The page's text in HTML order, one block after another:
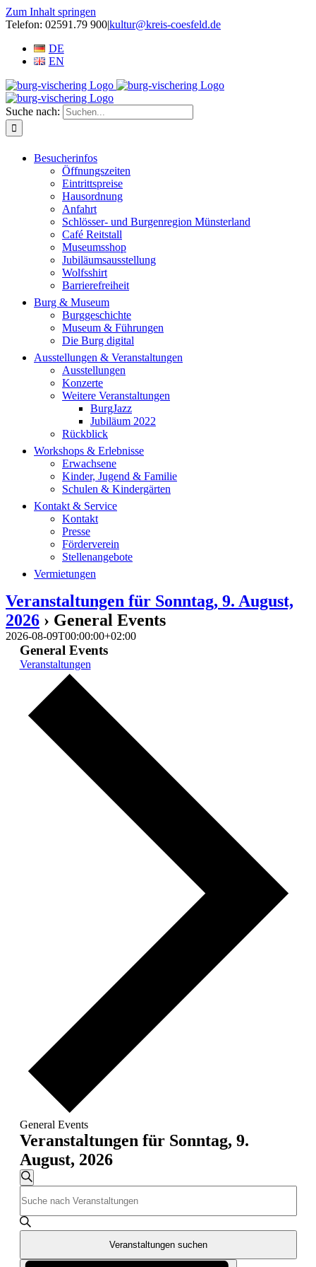
Zum Inhalt springen
Telefon: 02591.79 900|kultur@kreis-coesfeld.de
DE
EN
Suche nach:
Besucherinfos
Öffnungszeiten
Eintrittspreise
Hausordnung
Anfahrt
Schlösser- und Burgenregion Münsterland
Café Reitstall
Museumsshop
Jubiläumsausstellung
Wolfsshirt
Barrierefreiheit
Burg & Museum
Burggeschichte
Museum & Führungen
Die Burg digital
Ausstellungen & Veranstaltungen
Ausstellungen
Konzerte
Weitere Veranstaltungen
BurgJazz
Jubiläum 2022
Rückblick
Workshops & Erlebnisse
Erwachsene
Kinder, Jugend & Familie
Schulen & Kindergärten
Kontakt & Service
Kontakt
Presse
Förderverein
Stellenangebote
Vermietungen
Veranstaltungen für Sonntag, 9. August,
2026 › General Events
2026-08-09T00:00:00+02:00
General Events
Veranstaltungen
General Events
Veranstaltungen für Sonntag, 9.
August, 2026
Veranstaltungen
Suche
und
Ansichten,
Navigation
Suche
Schlüsselwort
eingeben.
Suche
Veranstaltungen
Veranstaltungen suchen